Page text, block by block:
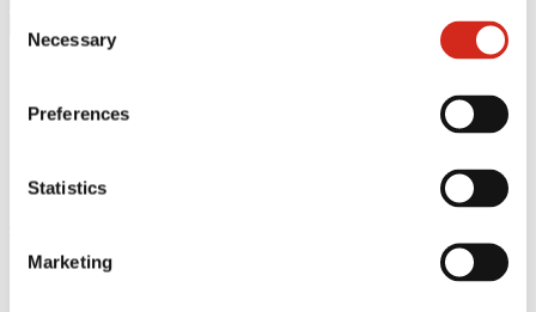
121387608.
Selection
Necessary
Preferences
Statistics
Marketing
Startseite